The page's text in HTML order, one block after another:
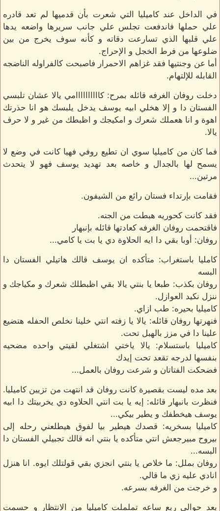
في الداخل عند كاميليا التي شعرت بأن قدميها لم تعد قادره
علي حملها فاندفعت تجلس علي جانب سريرها واضعه يدها
علي قلبها الذي تسارعت دقاته و كأنه سوف يخرج من بين
ضلوعها من فرط الخجل و الإحراج.
أما عن وجنتيها فقد غزاهم الاحمرار فاصبحت كالفراوله الناضجه
القابله للإلتهام.
دخلت روفان الغرفه قائله بمرح: كاااااااااامي يالا عشان تلبسي
الفستان دا و إلا هخلي ابيه يوسف يدخل يلبسك هو انا حذرتك
اهوة و انا هعملك شعرك و امكيجك و اظبطك من غير و لا حرف
يالا.
فما كان من كاميليا سوي ان تطيع روفي فهيا كانت في وضع لا
يسمح لها بالجدال و خاصه بعد تهديد يوسف فهو لا يتحدث
مرتين...
فقامت بإرتداء فستان رائع من الشيفون.
فقد كانت كحوريه هبطت من الجنه.
فاقتحمت روفان الغرفه كعادتها قائله بإنبهار
روفان: أوبا بقي دا ايه الحلاوة دي يا بت يا كامي...
كامليا باستغراب: متأكده ان يوسف قالك هاتيلي الفستان دا
البسه
روفان بكذب: طبعا يا بنتي يالا بقي اظبطلك شعرك و مكياجك و
ننزل نكيد العوازل.
كاميليا بحيره: طب ازاي.
فنهرتها روفان قائله: يالا يا زفته انتي خلينا نخلص الحفله هتضيع
علينا دا في مزز بالهبل تحت.
كاميليا باستسلام: يالا ياختي اشتغلي لقيتي واحده مضحيه
بنفسها لدرجه تقعد تحت إيدك
فضحكت الفتاتان و شرعت روفان بالعمل...
بعد مده ليست بقصيرة كانت روفان قد انتهت من تزيين كاميليا.
فنظرت بانبهار قائله: إيه يا بت انتي الحلاوه دي يخربيتك دا ابيه
يوسف هيخطفك و يطير بيكي...
كاميليا بسخريه: قصدك هيطير بيا لفوق هيطلعني رحله إلى
بيروح مبيرجعش انتي متأكده يا بنتي انه قالك تجبيلي الفستان دا
البسه...
روفان بملل: ما خلاص يا بنتي انجزي بقي قولتلك ايوه. انا هنزل
انادي عليه زي ما قالي.
و خرجت من الغرفه بسرعه.
بعد حوالي ربع ساعه تململت كاميليا من الانتظار و حسمت